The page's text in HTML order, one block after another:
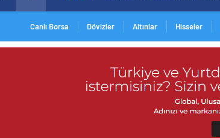
Canlı Borsa Dövizler Altınlar Hisseler